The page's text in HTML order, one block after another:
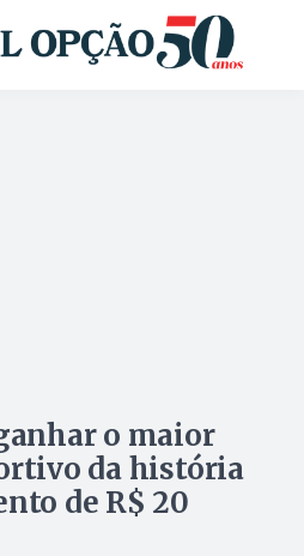
o maior
da história
de R$ 20